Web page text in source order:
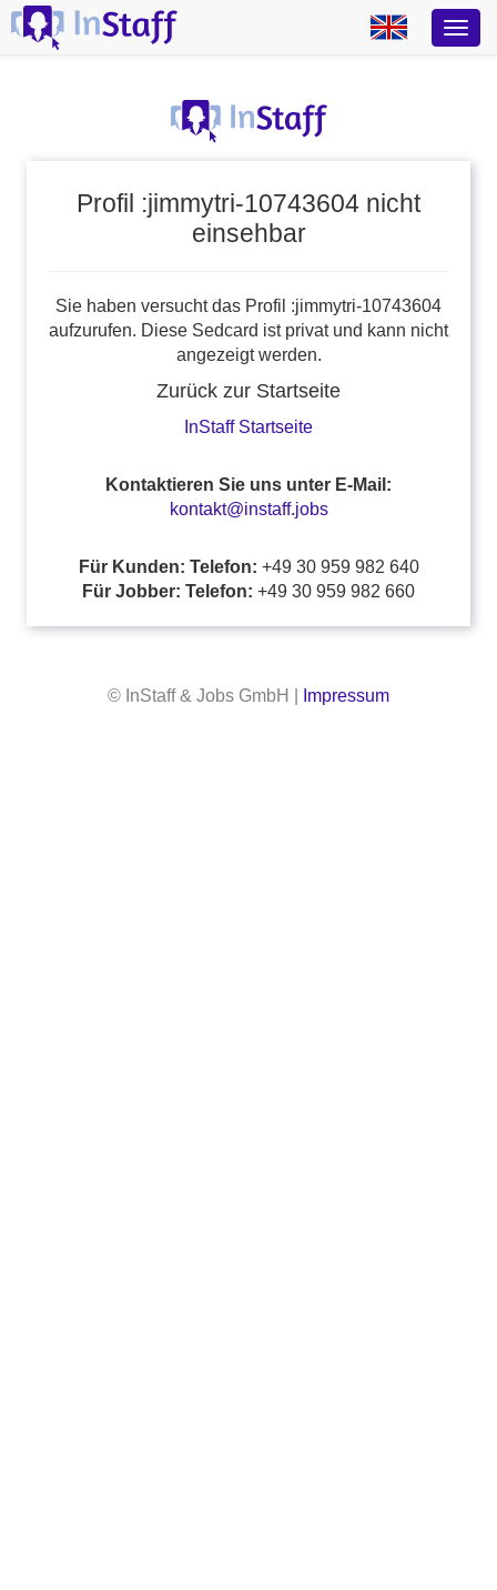
Profil :jimmytri-10743604 nicht
einsehbar
Sie haben versucht das Profil :jimmytri-10743604
aufzurufen. Diese Sedcard ist privat und kann nicht
angezeigt werden.
Zurück zur Startseite
InStaff Startseite
Kontaktieren Sie uns unter E-Mail:
kontakt@instaff.jobs
Für Kunden: Telefon: +49 30 959 982 640
Für Jobber: Telefon: +49 30 959 982 660
© InStaff & Jobs GmbH | Impressum